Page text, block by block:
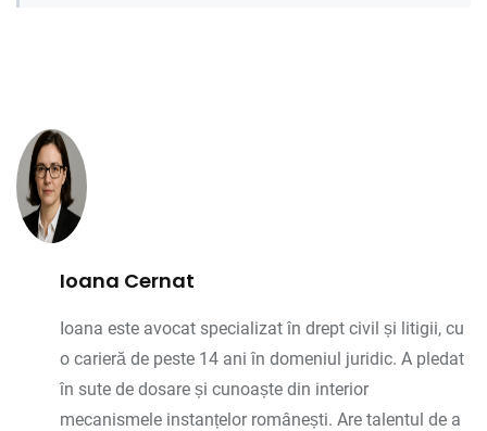
Ioana Cernat
Ioana este avocat specializat în drept civil și litigii, cu
o carieră de peste 14 ani în domeniul juridic. A pledat
în sute de dosare și cunoaște din interior
mecanismele instanțelor românești. Are talentul de a